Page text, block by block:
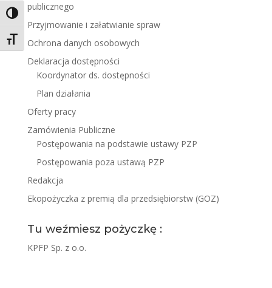
Toggle High Contrast
Toggle Font size
publicznego
Przyjmowanie i załatwianie spraw
Ochrona danych osobowych
Deklaracja dostępności
Koordynator ds. dostępności
Plan działania
Oferty pracy
Zamówienia Publiczne
Postępowania na podstawie ustawy PZP
Postępowania poza ustawą PZP
Redakcja
Ekopożyczka z premią dla przedsiębiorstw (GOZ)
Tu weźmiesz pożyczkę :
KPFP Sp. z o.o.